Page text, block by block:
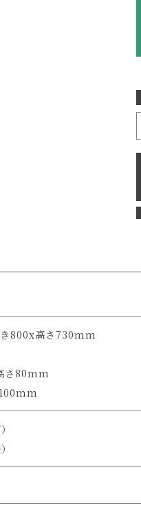
800x高さ730mm
さ80mm